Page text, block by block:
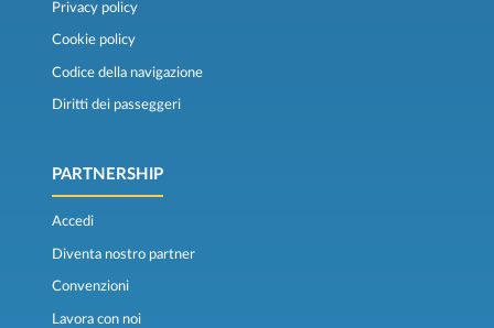
Privacy policy
Cookie policy
Codice della navigazione
Diritti dei passeggeri
PARTNERSHIP
Accedi
Diventa nostro partner
Convenzioni
Lavora con noi